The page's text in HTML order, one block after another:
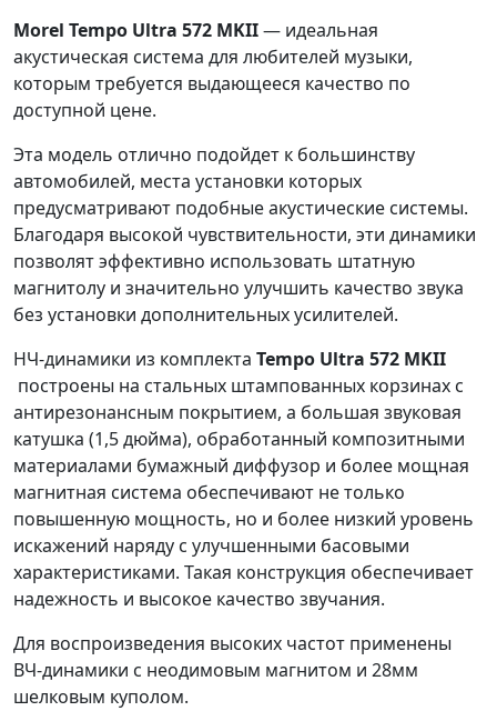
Morel Tempo Ultra 572 MKII— идеальная
акустическая система для любителей музыки,
которым требуется выдающееся качество по
доступной цене.
Эта модель отлично подойдет к большинству
автомобилей, места установки которых
предусматривают подобные акустические системы.
Благодаря высокой чувствительности, эти динамики
позволят эффективно использовать штатную
магнитолу и значительно улучшить качество звука
без установки дополнительных усилителей.
НЧ-динамики из комплекта Tempo Ultra 572 MKII
построены на стальных штампованных корзинах c
антирезонансным покрытием, а большая звуковая
катушка (1,5 дюйма), обработанный композитными
материалами бумажный диффузор и более мощная
магнитная система обеспечивают не только
повышенную мощность, но и более низкий уровень
искажений наряду с улучшенными басовыми
характеристиками. Такая конструкция обеспечивает
надежность и высокое качество звучания.
Для воспроизведения высоких частот применены
ВЧ-динамики с неодимовым магнитом и 28мм
шелковым куполом.